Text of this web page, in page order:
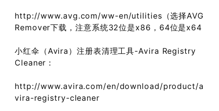
http://www.avg.com/ww-en/utilities（选择AVG
Remover下载，注意系统32位是x86，64位是x64
小红伞（Avira）注册表清理工具-Avira Registry
Cleaner：
http://www.avira.com/en/download/product/a
vira-registry-cleaner